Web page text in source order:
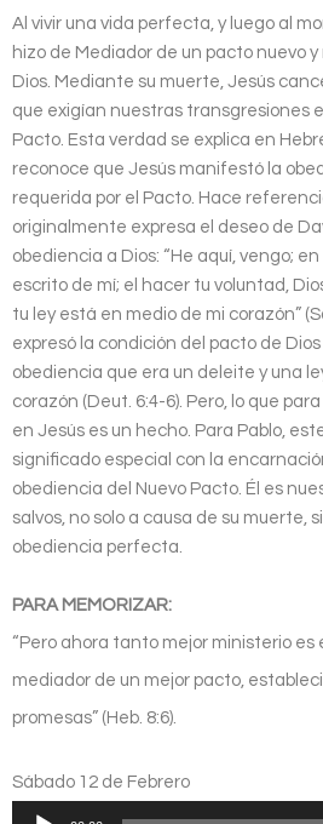
Al vivir una vida perfecta, y luego al
hizo de Mediador de un pacto nuevo
Dios. Mediante su muerte, Jesús
que exigían nuestras transgresiones
Pacto. Esta verdad se explica en
reconoce que Jesús manifestó la
requerida por el Pacto. Hace
originalmente expresa el deseo de
obediencia a Dios: “He aquí, vengo;
escrito de mí; el hacer tu voluntad,
tu ley está en medio de mi corazón”
expresó la condición del pacto de
obediencia que era un deleite y una
corazón (Deut. 6:4-6). Pero, lo que
en Jesús es un hecho. Para Pablo,
significado especial con la
obediencia del Nuevo Pacto. Él es
salvos, no solo a causa de su muerte,
obediencia perfecta.
PARA MEMORIZAR:
“Pero ahora tanto mejor ministerio es
mediador de un mejor pacto,
promesas” (Heb. 8:6).
Sábado 12 de Febrero
Reproductor